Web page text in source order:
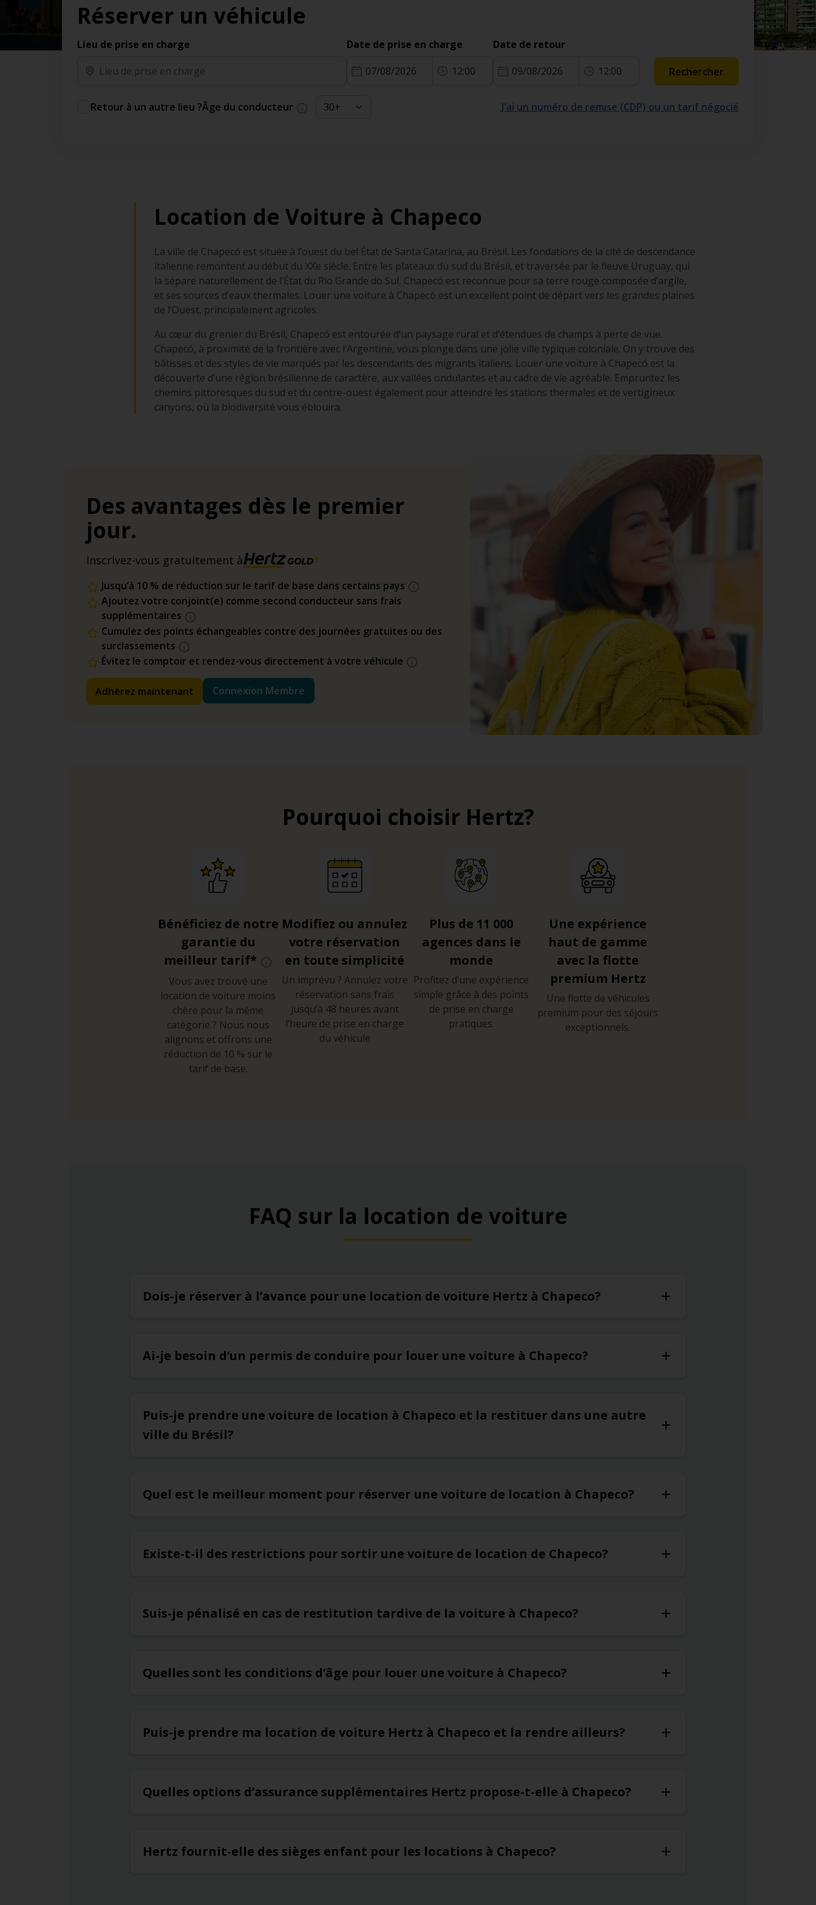
des jours gratuits.*
Ajout gratuit du partenaire comme conducteur
additionnel
supplémentaires.
Réserver un véhicule
Lieu de prise en charge Date de prise en charge
07/08/2026 12:00
Date de retour
09/08/2026 12:00 Rechercher
Retour à un autre lieu ?Âge du conducteur J'ai un numéro de remise (CDP) ou un tarif négocié
Location de Voiture à Chapeco
La ville de Chapecó est située à l’ouest du bel État de Santa Catarina, au Brésil. Les fondations de la cité de descendance
italienne remontent au début du XXe siècle. Entre les plateaux du sud du Brésil, et traversée par le fleuve Uruguay, qui
la sépare naturellement de l’État du Rio Grande do Sul, Chapecó est reconnue pour sa terre rouge composée d’argile,
et ses sources d’eaux thermales. Louer une voiture à Chapecó est un excellent point de départ vers les grandes plaines
de l’Ouest, principalement agricoles.
Au cœur du grenier du Brésil, Chapecó est entourée d’un paysage rural et d’étendues de champs à perte de vue.
Chapecó, à proximité de la frontière avec l’Argentine, vous plonge dans une jolie ville typique coloniale. On y trouve des
bâtisses et des styles de vie marqués par les descendants des migrants italiens. Louer une voiture à Chapecó est la
découverte d’une région brésilienne de caractère, aux vallées ondulantes et au cadre de vie agréable. Empruntez les
chemins pittoresques du sud et du centre-ouest également pour atteindre les stations thermales et de vertigineux
canyons, où la biodiversité vous éblouira.
Des avantages dès le premier
jour.
Inscrivez-vous gratuitement à
Jusqu’à 10 % de réduction sur le tarif de base dans certains pays
Ajoutez votre conjoint(e) comme second conducteur sans frais
supplémentaires
Cumulez des points échangeables contre des journées gratuites ou des
surclassements
Évitez le comptoir et rendez-vous directement à votre véhicule
Adhérez maintenant Connexion Membre
Pourquoi choisir Hertz?
Bénéficiez de notre
garantie du
meilleur tarif*
Vous avez trouvé une
location de voiture moins
chère pour la même
catégorie ? Nous nous
alignons et offrons une
réduction de 10 % sur le
tarif de base.
Modifiez ou annulez
votre réservation
en toute simplicité
Un imprévu ? Annulez votre
réservation sans frais
jusqu’à 48 heures avant
l’heure de prise en charge
du véhicule
Plus de 11 000
agences dans le
monde
Profitez d’une expérience
simple grâce à des points
de prise en charge
pratiques.
Une expérience
haut de gamme
avec la flotte
premium Hertz
Une flotte de véhicules
premium pour des séjours
exceptionnels.
FAQ sur la location de voiture
Dois-je réserver à l’avance pour une location de voiture Hertz à Chapeco?
Ai-je besoin d’un permis de conduire pour louer une voiture à Chapeco?
Puis-je prendre une voiture de location à Chapeco et la restituer dans une autre
ville du Brésil?
Quel est le meilleur moment pour réserver une voiture de location à Chapeco?
Existe-t-il des restrictions pour sortir une voiture de location de Chapeco?
Suis-je pénalisé en cas de restitution tardive de la voiture à Chapeco?
Quelles sont les conditions d’âge pour louer une voiture à Chapeco?
Puis-je prendre ma location de voiture Hertz à Chapeco et la rendre ailleurs?
Quelles options d’assurance supplémentaires Hertz propose-t-elle à Chapeco?
Hertz fournit-elle des sièges enfant pour les locations à Chapeco?